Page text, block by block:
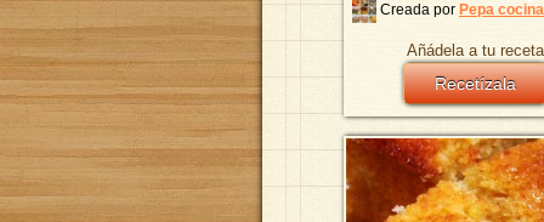
Creada por Pepa cocina
Añádela a tu
Recetízala